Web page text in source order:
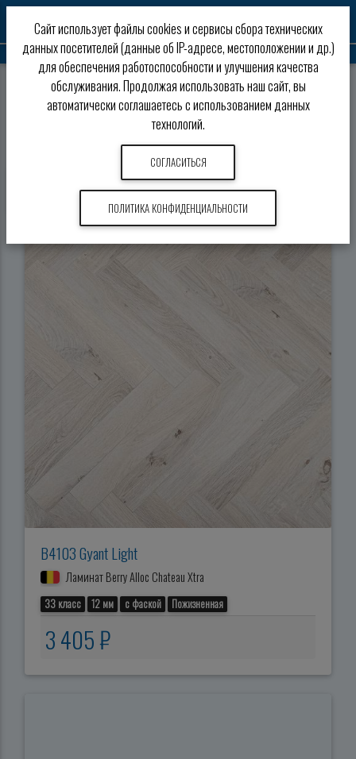
Ламинат Berry Alloc Chateau Xtra
Ламинат Berry Alloc Chateau Xtra
Характеристики
B4103 Gyant Light
Ламинат Berry Alloc Chateau Xtra
33 класс 12 мм с фаской Пожизненная
3 405 ₽
Сайт использует файлы cookies и сервисы сбора технических
данных посетителей (данные об IP-адресе, местоположении и др.)
для обеспечения работоспособности и улучшения качества
обслуживания. Продолжая использовать наш сайт, вы
автоматически соглашаетесь с использованием данных
технологий.
СОГЛАСИТЬСЯ
ПОЛИТИКА КОНФИДЕНЦИАЛЬНОСТИ